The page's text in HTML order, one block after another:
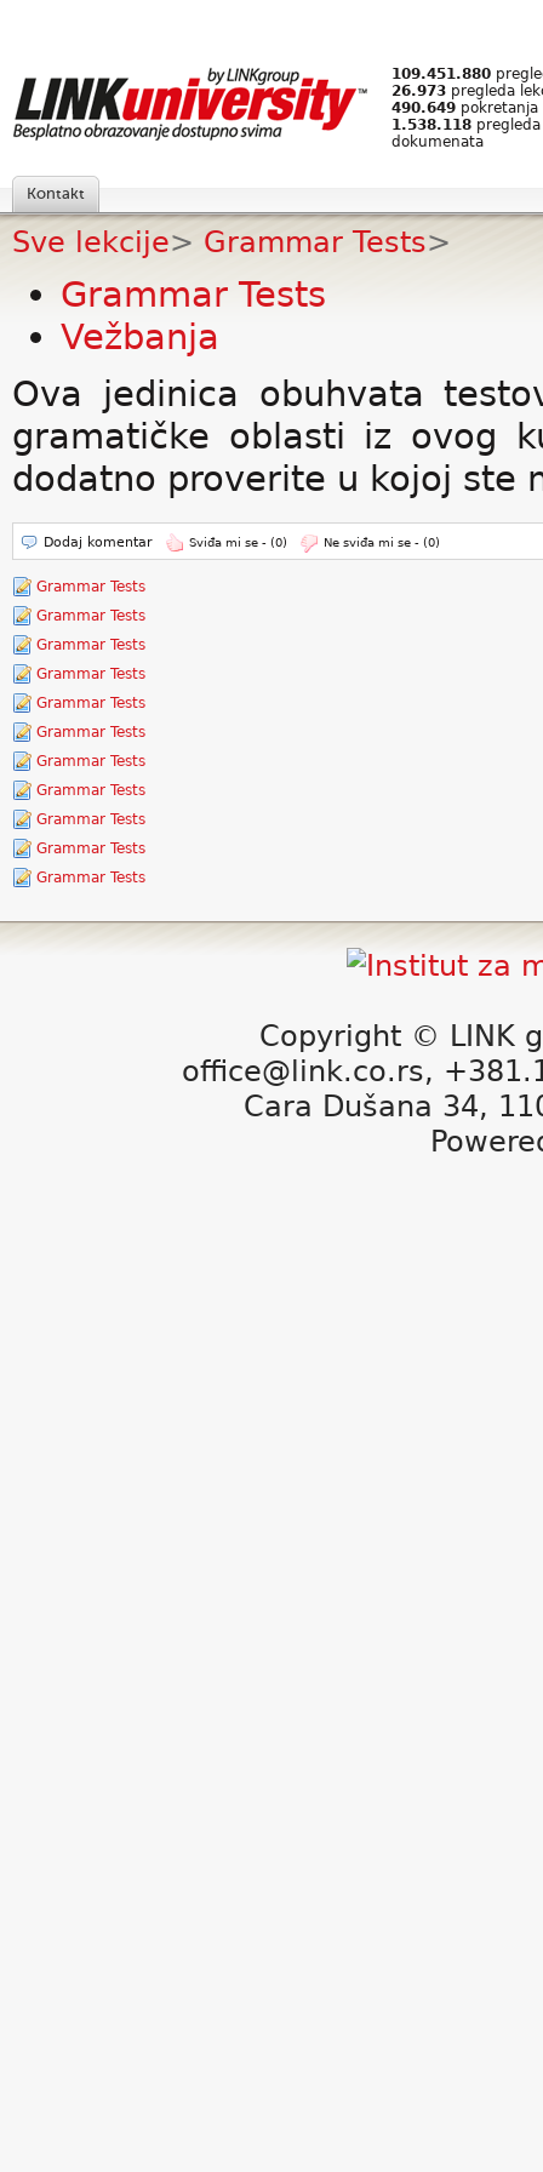
109.451.880
26.973 pregleda
490.649 pokretanja
1.538.118
dokumenata
Kontakt
Sve lekcije> Grammar Tests>
Grammar Tests
Vežbanja
Ova jedinica obuhvata
gramatičke oblasti iz ovog
dodatno proverite u kojoj ste
Dodaj komentar Sviđa mi se - (0) Ne sviđa mi se - (0)
Grammar Tests
Grammar Tests
Grammar Tests
Grammar Tests
Grammar Tests
Grammar Tests
Grammar Tests
Grammar Tests
Grammar Tests
Grammar Tests
Grammar Tests
Copyright © LINK
office@link.co.rs,
Cara Dušana 34,